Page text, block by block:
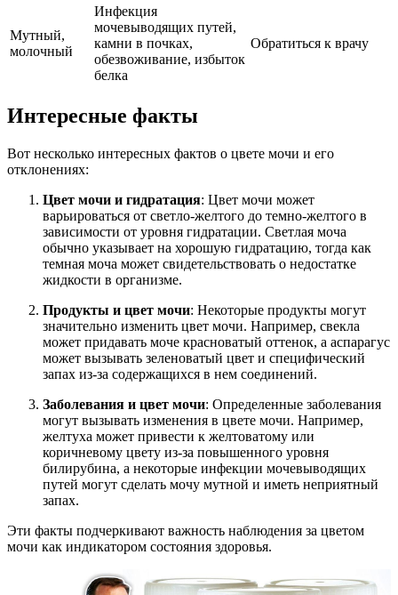
Мутный,
молочный
Инфекция
мочевыводящих путей,
камни в почках,
обезвоживание, избыток
белка
Обратиться к врачу
Интересные факты
Вот несколько интересных фактов о цвете мочи и его
отклонениях:
Цвет мочи и гидратация: Цвет мочи может
варьироваться от светло-желтого до темно-желтого в
зависимости от уровня гидратации. Светлая моча
обычно указывает на хорошую гидратацию, тогда как
темная моча может свидетельствовать о недостатке
жидкости в организме.
Продукты и цвет мочи: Некоторые продукты могут
значительно изменить цвет мочи. Например, свекла
может придавать моче красноватый оттенок, а аспарагус
может вызывать зеленоватый цвет и специфический
запах из-за содержащихся в нем соединений.
Заболевания и цвет мочи: Определенные заболевания
могут вызывать изменения в цвете мочи. Например,
желтуха может привести к желтоватому или
коричневому цвету из-за повышенного уровня
билирубина, а некоторые инфекции мочевыводящих
путей могут сделать мочу мутной и иметь неприятный
запах.
Эти факты подчеркивают важность наблюдения за цветом
мочи как индикатором состояния здоровья.